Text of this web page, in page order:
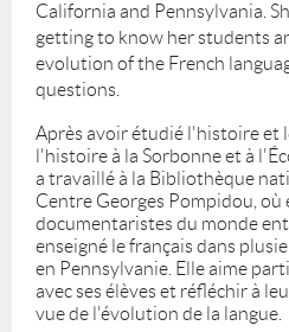
California and Pennsylvania.
getting to know her students
evolution of the French
questions.
Après avoir étudié l'histoire et
l'histoire à la Sorbonne et à
a travaillé à la Bibliothèque
Centre Georges Pompidou, où
documentaristes du monde
enseigné le français dans
en Pennsylvanie. Elle aime
avec ses élèves et réfléchir à
vue de l'évolution de la langue.